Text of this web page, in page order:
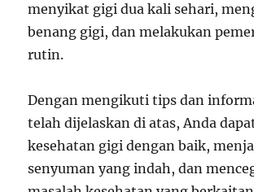
menyikat gigi dua kali sehari,
benang gigi, dan melakukan
rutin.
Dengan mengikuti tips dan
telah dijelaskan di atas, Anda
kesehatan gigi dengan baik,
senyuman yang indah, dan